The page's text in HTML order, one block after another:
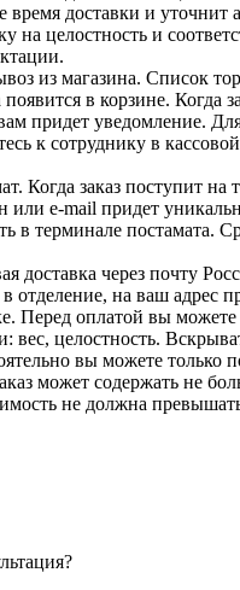
время доставки и уточнит
на целостность и
из магазина. Список
в корзине. Когда
придет уведомление.
к сотруднику в
Когда заказ поступит на
или e-mail придет
в терминале постамата.
доставка через почту
отделение, на ваш адрес
Перед оплатой вы можете
вес, целостность.
вы можете только
может содержать не
не должна